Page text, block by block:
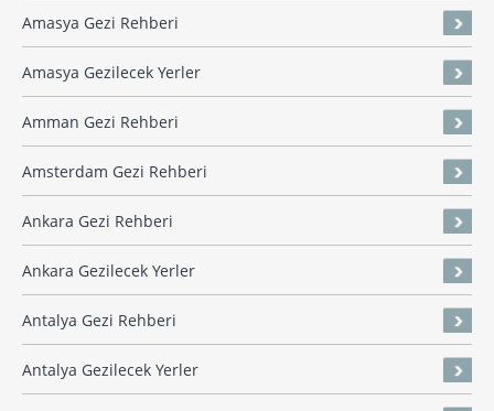
Amasya Gezi Rehberi
Amasya Gezilecek Yerler
Amman Gezi Rehberi
Amsterdam Gezi Rehberi
Ankara Gezi Rehberi
Ankara Gezilecek Yerler
Antalya Gezi Rehberi
Antalya Gezilecek Yerler